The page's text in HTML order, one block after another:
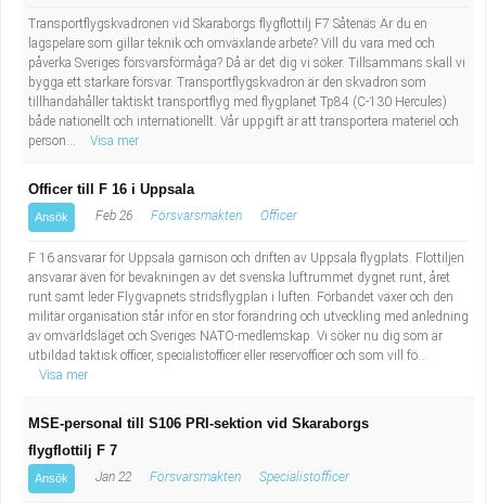
Naturvetenskapligt arbete
Pedagogiskt arbete
Sanering och renhållning
Socialt arbete
Säkerhetsarbete
Tekniskt arbete
Transport
Läkarsekreterare/Vårdadmin/Medicinsk
sekreterare
Lastbilsförare m.fl.
Fastighetsskötare
Informatör/Kommunikatör
Brevbärare
Sjuksköterska, grundutbildad
Undersköterska, vård- o specialavd. o mottagning
Transportflygskvadronen vid Skaraborgs flygflottilj F7 Såtenäs Är du en
lagspelare som gillar teknik och omväxlande arbete? Vill du vara med och
påverka Sveriges försvarsförmåga? Då är det dig vi söker. Tillsammans skall vi
bygga ett starkare försvar. Transportflygskvadron är den skvadron som
tillhandahåller taktiskt transportflyg med flygplanet Tp84 (C-130 Hercules)
både nationellt och internationellt. Vår uppgift är att transportera materiel och
person...
Visa mer
Officer till F 16 i Uppsala
Ansök Feb 26 Försvarsmakten Officer
F 16 ansvarar för Uppsala garnison och driften av Uppsala flygplats. Flottiljen
ansvarar även för bevakningen av det svenska luftrummet dygnet runt, året
runt samt leder Flygvapnets stridsflygplan i luften. Förbandet växer och den
militär organisation står inför en stor förändring och utveckling med anledning
av omvärldsläget och Sveriges NATO-medlemskap. Vi söker nu dig som är
utbildad taktisk officer, specialistofficer eller reservofficer och som vill fö...
Visa mer
MSE-personal till S106 PRI-sektion vid Skaraborgs
flygflottilj F 7
Ansök Jan 22 Försvarsmakten Specialistofficer